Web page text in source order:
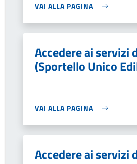
VAI ALLA PAGINA
Accedere ai servizi
(Sportello Unico
VAI ALLA PAGINA
Accedere ai servizi